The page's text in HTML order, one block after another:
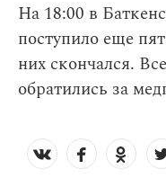
На 18:00 в
поступило еще
них скончался.
обратились за